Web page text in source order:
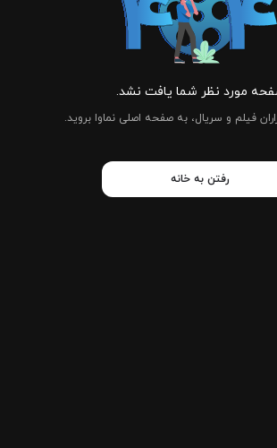
مورد نظر شما یافت نشد.
فیلم و سریال، به صفحه اصلی نماوا بروید.
رفتن به خانه